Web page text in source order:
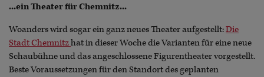
...ein Theater für Chemnitz...
Woanders wird sogar ein ganz neues Theater aufgestellt:Die
Stadt Chemnitzhat in dieser Woche die Varianten für eine neue
Schaubühne und das angeschlossene Figurentheater vorgestellt.
Beste Voraussetzungen für den Standort des geplanten